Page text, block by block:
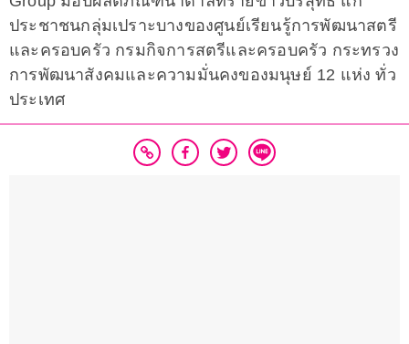
ประชาชนกลุ่มเปราะบางของศูนย์เรียนรู้การพัฒนาสตรี
และครอบครัว กรมกิจการสตรีและครอบครัว กระทรวง
การพัฒนาสังคมและความมั่นคงของมนุษย์ 12 แห่ง ทั่ว
ประเทศ